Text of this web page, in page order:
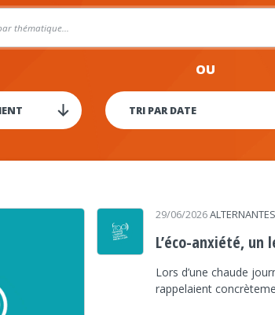
OU
29/06/2026ALTERNANTES
L’éco-anxiété, un
Lors d’une chaude
rappelaient